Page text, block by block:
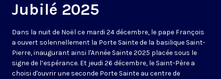
Jubilé 2025
Dans la nuit de Noël ce mardi 24 décembre, le pape François
a ouvert solennellement la Porte Sainte de la basilique Saint-
Pierre, inaugurant ainsi l'Année Sainte 2025 placée sous le
signe de l’espérance. Et jeudi 26 décembre, le Saint-Père a
choisi d'ouvrir une seconde Porte Sainte au centre de